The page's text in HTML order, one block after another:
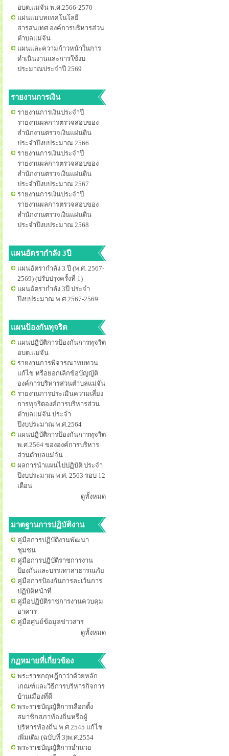
อบต.แม่จัน พ.ศ.2566-2570
แผ่นแม่บทเทคโนโลยี
สารสนเทศ องค์การบริหารส่วน
ตำบลแม่จัน
แผนและความก้าวหน้าในการ
ดำเนินงานและการใช้งบ
ประมาณประจำปี 2569
รายงานการเงิน
รายงานการเงินประจำปี
รายงานผลการตรวจสอบของ
สำนักงานตรวจเงินแผ่นดิน
ประจำปีงบประมาณ 2566
รายงานการเงินประจำปี
รายงานผลการตรวจสอบของ
สำนักงานตรวจเงินแผ่นดิน
ประจำปีงบประมาณ 2567
รายงานการเงินประจำปี
รายงานผลการตรวจสอบของ
สำนักงานตรวจเงินแผ่นดิน
ประจำปีงบประมาณ 2568
แผนอัตรากำลัง 3ปี
แผนอัตรากำลัง 3 ปี (พ.ศ. 2567-
2569) (ปรับปรุงครั้งที่ 1)
แผนอัตรากำลัง 3ปี ประจำ
ปีงบประมาณ พ.ศ.2567-2569
แผนป้องกันทุจริต
แผนปฏิบัติการป้องกันการทุจริต
อบต.แม่จัน
รายงานการพิจารณาทบทวน
แก้ไข หรือยอกเลิกข้อบัญญัติ
องค์การบริหารส่วนตำบลแม่จัน
รายงานการประเมินความเสี่ยง
การทุจริตองค์การบริหารส่วน
ตำบลแม่จัน ประจำ
ปีงบประมาณ พ.ศ.2564
แผนปฏิบัติการป้องกันการทุจริต
พ.ศ.2564 ขององค์การบริหาร
ส่วนตำบลแม่จัน
ผลการนำแผนไปปฏิบัติ ประจำ
ปีงบประมาณ พ.ศ. 2563 รอบ 12
เดือน
ดูทั้งหมด
มาตฐานการปฏิบัติงาน
คู่มือการปฏิบัติงานพัฒนา
ชุมชน
คู่มือการปฏิบัติราชการงาน
ป้องกันและบรรเทาสาธารณภัย
คู่มือการป้องกันการละเว้นการ
ปฏิบัติหน้าที่
คู่มือปฏิบัติราชการงานควบคุม
อาคาร
คู่มือศูนย์ข้อมูลข่าวสาร
ดูทั้งหมด
กฏหมายที่เกี่ยวข้อง
พระราชกฤษฎีกาว่าด้วยหลัก
เกณฑ์และวิธีการบริหารกิจการ
บ้านเมืองที่ดี
พระราชบัญญัติการเลือกตั้ง
สมาชิกสภาท้องถิ่นหรือผู้
บริหารท้องถิ่น พ.ศ.2545 แก้ไช
เพิ่มเติม (ฉบับที่ 3)พ.ศ.2554
พระราชบัญญัติการอำนวย